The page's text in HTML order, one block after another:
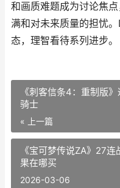
和画质难题成为讨论焦
满和对未来质量的担忧
态，理智看待系列进步。
《刺客信条4：重制版
骑士
« 上一篇
《宝可梦传说ZA》27
果在哪买
2026-03-06